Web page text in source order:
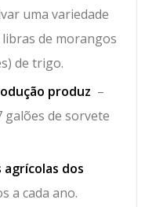
uma variedade
de morangos
de trigo.
produz –
galões de sorvete
dos
a cada ano.